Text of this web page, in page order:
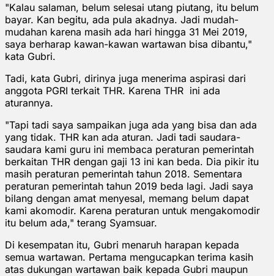
"Kalau salaman, belum selesai utang piutang, itu belum
bayar. Kan begitu, ada pula akadnya. Jadi mudah-
mudahan karena masih ada hari hingga 31 Mei 2019,
saya berharap kawan-kawan wartawan bisa dibantu,"
kata Gubri.
Tadi, kata Gubri, dirinya juga menerima aspirasi dari
anggota PGRI terkait THR. Karena THR ini ada
aturannya.
"Tapi tadi saya sampaikan juga ada yang bisa dan ada
yang tidak. THR kan ada aturan. Jadi tadi saudara-
saudara kami guru ini membaca peraturan pemerintah
berkaitan THR dengan gaji 13 ini kan beda. Dia pikir itu
masih peraturan pemerintah tahun 2018. Sementara
peraturan pemerintah tahun 2019 beda lagi. Jadi saya
bilang dengan amat menyesal, memang belum dapat
kami akomodir. Karena peraturan untuk mengakomodir
itu belum ada," terang Syamsuar.
Di kesempatan itu, Gubri menaruh harapan kepada
semua wartawan. Pertama mengucapkan terima kasih
atas dukungan wartawan baik kepada Gubri maupun